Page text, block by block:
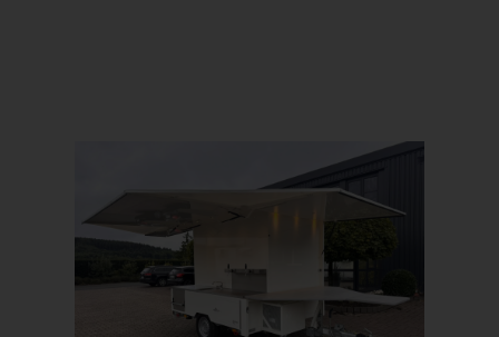
Prev Next